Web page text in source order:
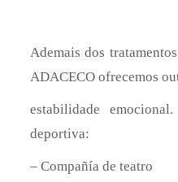
Ademais dos
ADACECO ofrecemos
estabilidade
deportiva:
– Compañía de teatro